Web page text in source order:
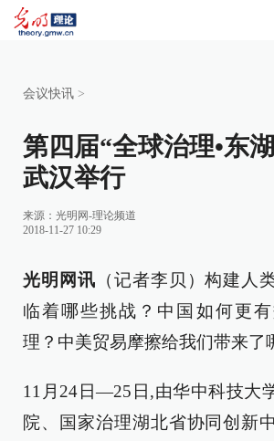
会议快讯 >
第四届“全球治理•东
武汉举行
来源： 光明网-理论频道
2018-11-27 10:29
光明网讯 （记者李贝）构建人
临着哪些挑战？中国如何更
理？中美贸易摩擦给我们带来了
11月24日—25日,由华中科技大
院、国家治理湖北省协同创新